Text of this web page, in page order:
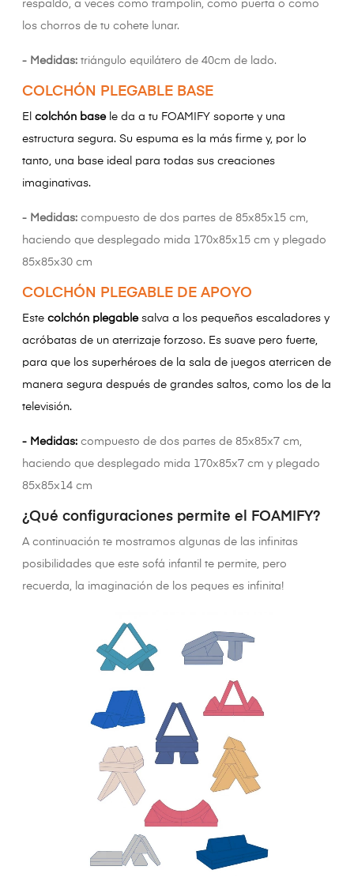
respaldo, a veces como trampolín, como puerta o como
los chorros de tu cohete lunar.
- Medidas: triángulo equilátero de 40cm de lado.
COLCHÓN PLEGABLE BASE
El colchón basele da a tu FOAMIFY soporte y una
estructura segura. Su espuma es la más firme y, por lo
tanto, una base ideal para todas sus creaciones
imaginativas.
- Medidas: compuesto de dos partes de 85x85x15 cm,
haciendo que desplegado mida 170x85x15 cm y plegado
85x85x30 cm
COLCHÓN PLEGABLE DE APOYO
Este colchón plegablesalva a los pequeños escaladores y
acróbatas de un aterrizaje forzoso. Es suave pero fuerte,
para que los superhéroes de la sala de juegos aterricen de
manera segura después de grandes saltos, como los de la
televisión.
- Medidas: compuesto de dos partes de 85x85x7 cm,
haciendo que desplegado mida 170x85x7 cm y plegado
85x85x14 cm
¿Qué configuraciones permite el FOAMIFY?
A continuación te mostramos algunas de las infinitas
posibilidades que este sofá infantil te permite, pero
recuerda, la imaginación de los peques es infinita!